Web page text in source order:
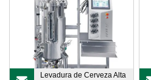
Levadura de Cerveza Alta